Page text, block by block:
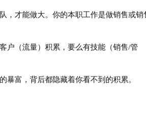
才能做大。你的本职工作是做销售或销
（流量）积累，要么有技能（销售/管
富，背后都隐藏着你看不到的积累。